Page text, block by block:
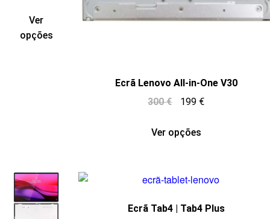
Ver
opções
Ecrã Lenovo All-in-One V30
300€ 199 €
Ver opções
Ecrã Tab4 | Tab4 Plus